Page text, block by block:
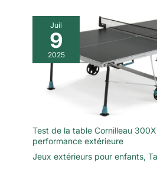
Juil
9
2025
Test de la table Cornilleau
performance extérieure
Jeux extérieurs pour enfants,